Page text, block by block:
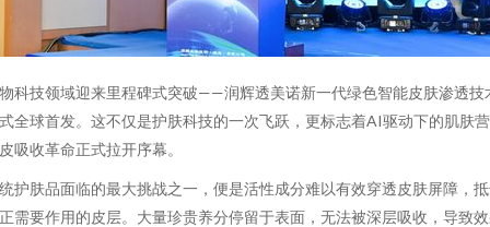
科技领域迎来里程碑式突破——润辉透美诺新一代绿色智能皮肤渗透技
全球首发。这不仅是护肤科技的一次飞跃，更标志着AI驱动下的肌肤
吸收革命正式拉开序幕。
护肤品面临的最大挑战之一，便是活性成分难以有效穿透皮肤屏障，
需要作用的皮层。大量珍贵养分停留于表面，无法被深层吸收，导致